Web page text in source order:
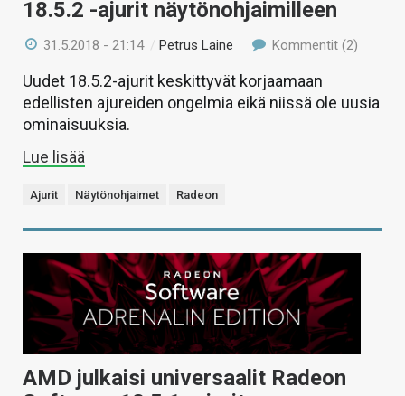
18.5.2 -ajurit näytönohjaimilleen
31.5.2018 - 21:14 /Petrus Laine Kommentit (2)
Uudet 18.5.2-ajurit keskittyvät korjaamaan
edellisten ajureiden ongelmia eikä niissä ole uusia
ominaisuuksia.
Lue lisää
Ajurit Näytönohjaimet Radeon
AMD julkaisi universaalit Radeon